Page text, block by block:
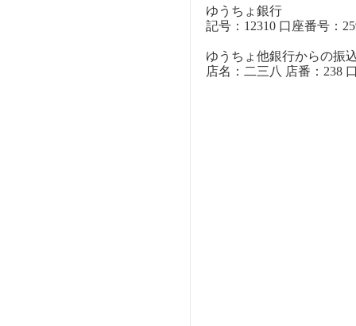
ゆうちょ銀行
記号：12310 口座番号：
ゆうちょ他銀行からの振
店名：二三八 店番：238